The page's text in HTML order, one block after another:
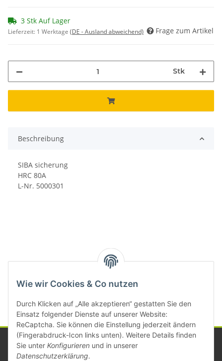
Wie wir Cookies & Co nutzen
Durch Klicken auf „Alle akzeptieren“ gestatten Sie den
Einsatz folgender Dienste auf unserer Website:
ReCaptcha. Sie können die Einstellung jederzeit ändern
(Fingerabdruck-Icon links unten). Weitere Details finden
Sie unter Konfigurieren und in unserer
Datenschutzerklärung.
3 Stk Auf Lager
Lieferzeit: 1 Werktage (DE - Ausland abweichend) Frage zum Artikel
Stk
Beschreibung
SIBA sicherung
HRC 80A
L-Nr. 5000301
Kategorien